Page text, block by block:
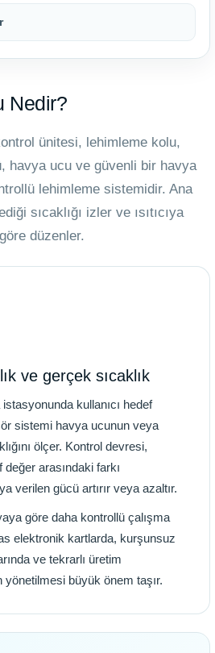
Nedir?
ünitesi, lehimleme kolu,
havya ucu ve güvenli bir havya
lehimleme sistemidir. Ana
sıcaklığı izler ve ısıtıcıya
düzenler.
ve gerçek sıcaklık
kullanıcı hedef
sistemi havya ucunun veya
ölçer. Kontrol devresi,
arasındaki farkı
verilen gücü artırır veya azaltır.
göre daha kontrollü çalışma
elektronik kartlarda, kurşunsuz
ve tekrarlı üretim
yönetilmesi büyük önem taşır.